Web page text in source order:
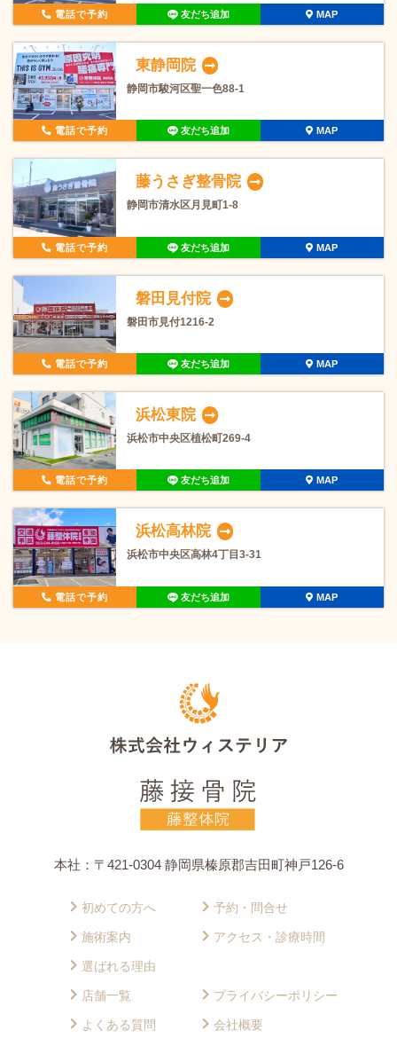
電話で予約 友だち追加 MAP
東静岡院
静岡市駿河区聖一色88-1
電話で予約 友だち追加 MAP
藤うさぎ整骨院
静岡市清水区月見町1-8
電話で予約 友だち追加 MAP
磐田見付院
磐田市見付1216-2
電話で予約 友だち追加 MAP
浜松東院
浜松市中央区植松町269-4
電話で予約 友だち追加 MAP
浜松高林院
浜松市中央区高林4丁目3-31
電話で予約 友だち追加 MAP
本社：〒421-0304 静岡県榛原郡吉田町神戸126-6
初めての方へ
施術案内
選ばれる理由
店舗一覧
よくある質問
予約・問合せ
アクセス・診療時間
プライバシーポリシー
会社概要